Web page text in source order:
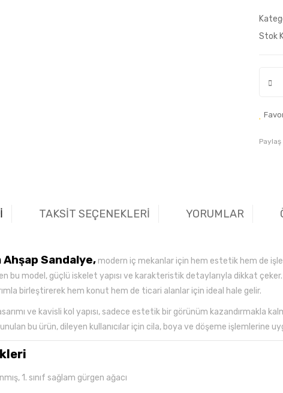
Stok
Paylaş
TAKSİT SEÇENEKLERİ YORUMLAR
Ahşap Sandalye, modern iç mekanlar için hem estetik hem de
bu model, güçlü iskelet yapısı ve karakteristik detaylarıyla dikkat
birleştirerek hem konut hem de ticari alanlar için ideal hale gelir.
ve kavisli kol yapısı, sadece estetik bir görünüm kazandırmakla
bu ürün, dileyen kullanıcılar için cila, boya ve döşeme işlemlerine
1. sınıf sağlam gürgen ağacı